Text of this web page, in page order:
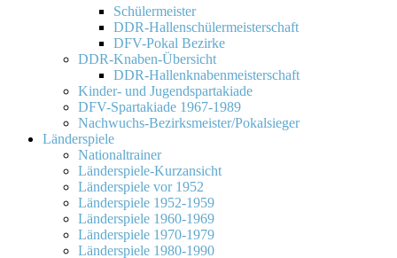
Schülermeister
DDR-Hallenschülermeisterschaft
DFV-Pokal Bezirke
DDR-Knaben-Übersicht
DDR-Hallenknabenmeisterschaft
Kinder- und Jugendspartakiade
DFV-Spartakiade 1967-1989
Nachwuchs-Bezirksmeister/Pokalsieger
Länderspiele
Nationaltrainer
Länderspiele-Kurzansicht
Länderspiele vor 1952
Länderspiele 1952-1959
Länderspiele 1960-1969
Länderspiele 1970-1979
Länderspiele 1980-1990